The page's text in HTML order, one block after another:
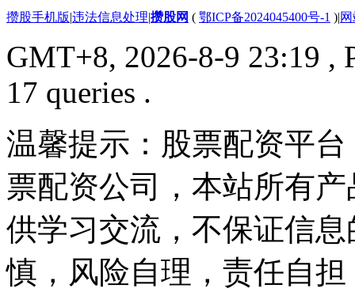
攒股手机版|违法信息处理|攒股网 ( 鄂ICP备2024045400号-1 )|
GMT+8, 2026-8-9 23:19 ,
17 queries .
温馨提示：股票配资平
票配资公司，本站所有
供学习交流，不保证信
慎，风险自理，责任自